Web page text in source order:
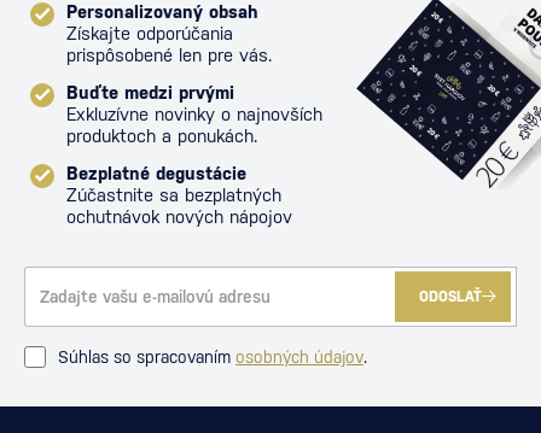
Personalizovaný obsah
Získajte odporúčania
prispôsobené len pre vás.
Buďte medzi prvými
Exkluzívne novinky o najnovších
produktoch a ponukách.
Bezplatné degustácie
Zúčastnite sa bezplatných
ochutnávok nových nápojov
ODOSLAŤ
Súhlas so spracovaním osobných údajov.